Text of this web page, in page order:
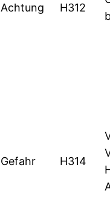
Achtung H312
Gefahr H314